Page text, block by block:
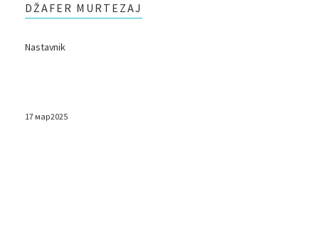
DŽAFER MURTEZAJ
Nastavnik
17 мар 2025